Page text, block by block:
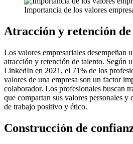
Importancia de los valores
Atracción y retención
Los valores empresariales desempeñan
atracción y retención de talento. Según
LinkedIn en 2021, el 71% de los
valores de una empresa son un factor
colaborador. Los profesionales buscan
que compartan sus valores personales y
de trabajo positivo y ético.
Construcción de